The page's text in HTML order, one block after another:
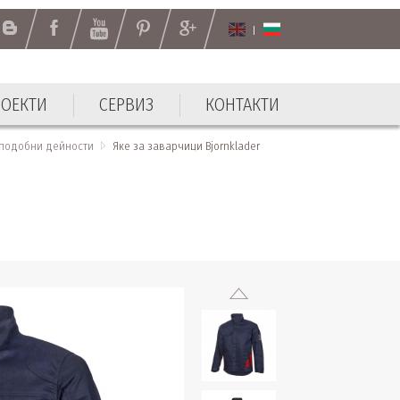
СЕРВИЗ КОНТАКТИ
дейности Яке за заварчици Bjornklader